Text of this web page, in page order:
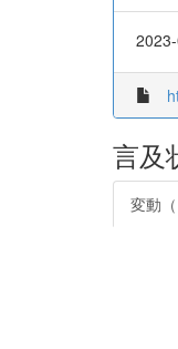
言及
変動（